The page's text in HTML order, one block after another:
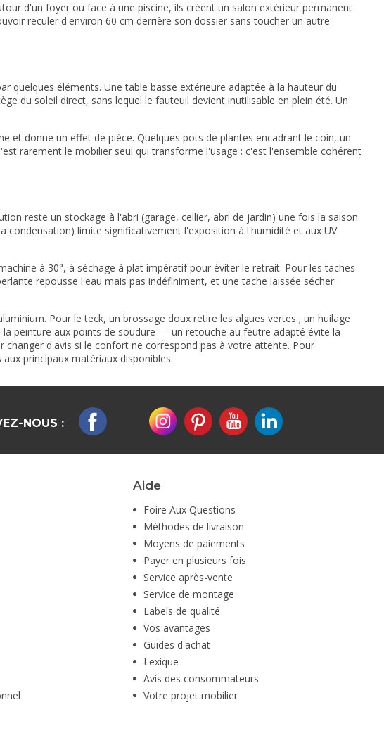
d'un foyer ou face à une piscine, ils créent un salon extérieur permanent
reculer d'environ 60 cm derrière son dossier sans toucher un autre
quelques éléments. Une table basse extérieure adaptée à la hauteur du
du soleil direct, sans lequel le fauteuil devient inutilisable en plein été. Un
donne un effet de pièce. Quelques pots de plantes encadrant le coin, un
rarement le mobilier seul qui transforme l'usage : c'est l'ensemble cohérent
reste un stockage à l'abri (garage, cellier, abri de jardin) une fois la saison
limite significativement l'exposition à l'humidité et aux UV.
à 30°, à séchage à plat impératif pour éviter le retrait. Pour les taches
repousse l'eau mais pas indéfiniment, et une tache laissée sécher
Pour le teck, un brossage doux retire les algues vertes ; un huilage
peinture aux points de soudure — un retouche au feutre adapté évite la
d'avis si le confort ne correspond pas à votre attente. Pour
principaux matériaux disponibles.
NOUS :
Aide
Foire Aux Questions
Méthodes de livraison
Moyens de paiements
Payer en plusieurs fois
Service après-vente
Service de montage
Labels de qualité
Vos avantages
Guides d'achat
Lexique
Avis des consommateurs
Votre projet mobilier